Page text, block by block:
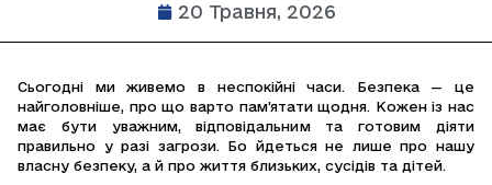
20 Травня, 2026
Сьогодні ми живемо в неспокійні часи. Безпека — це
найголовніше, про що варто пам’ятати щодня. Кожен із нас
має бути уважним, відповідальним та готовим діяти
правильно у разі загрози. Бо йдеться не лише про нашу
власну безпеку, а й про життя близьких, сусідів та дітей.